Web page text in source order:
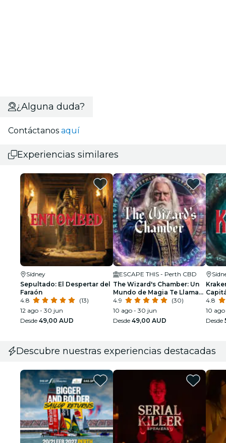
¿Alguna duda?
Contáctanos aquí
Experiencias similares
Sídney
Sepultado: El Despertar del
Faraón
4.8
(13)
12 ago - 30 jun
Desde 49,00 AUD
ESCAPE THIS - Perth CBD
The Wizard's Chamber: Un
Mundo de Magia Te Llama...
4.9
(30)
10 ago - 30 jun
Desde 49,00 AUD
4.8
10
Desde
Descubre nuestras experiencias destacadas